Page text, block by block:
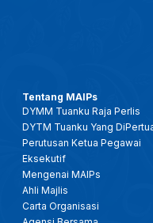
Tentang MAIPs
DYMM Tuanku Raja Perlis
DYTM Tuanku Yang
Perutusan Ketua Pegawai
Eksekutif
Mengenai MAIPs
Ahli Majlis
Carta Organisasi